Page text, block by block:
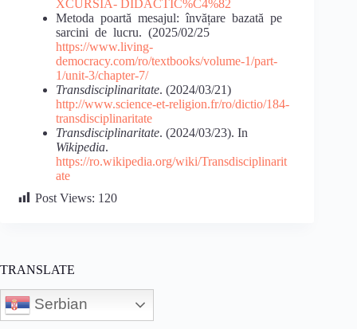
XCURSIA- DIDACTIC%C4%82
Metoda poartă mesajul: învățare bazată pe
sarcini de lucru. (2025/02/25
https://www.living-
democracy.com/ro/textbooks/volume-1/part-
1/unit-3/chapter-7/
Transdisciplinaritate. (2024/03/21)
http://www.science-et-religion.fr/ro/dictio/184-
transdisciplinaritate
Transdisciplinaritate. (2024/03/23). In
Wikipedia.
https://ro.wikipedia.org/wiki/Transdisciplinarit
ate
Post Views: 120
TRANSLATE
Serbian